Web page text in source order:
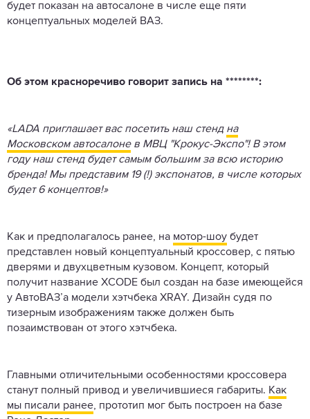
будет показан на автосалоне в числе еще пяти
концептуальных моделей ВАЗ.
Об этом красноречиво говорит запись на ********:
«LADA приглашает ваc посетить наш стенд на
Московском автосалонев МВЦ "Крокус-Экспо"! В этом
году наш стенд будет самым большим за всю историю
бренда! Мы представим 19 (!) экспонатов, в числе которых
будет 6 концептов!»
Как и предполагалось ранее, на мотор-шоу будет
представлен новый концептуальный кроссовер, с пятью
дверями и двухцветным кузовом. Концепт, который
получит название XCODE был создан на базе имеющейся
у АвтоВАЗ’а модели хэтчбека XRAY. Дизайн судя по
тизерным изображениям также должен быть
позаимствован от этого хэтчбека.
Главными отличительными особенностями кроссовера
станут полный привод и увеличившиеся габариты. Как
мы писали ранее, прототип мог быть построен на базе